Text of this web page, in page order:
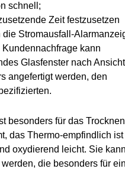
schnell;
Zeit festzusetzen
die Stromausfall-
kann
Glasfenster nach
angefertigt werden, den
besonders für das
das Thermo-empfindlich
oxydierend leicht. Sie
die besonders für